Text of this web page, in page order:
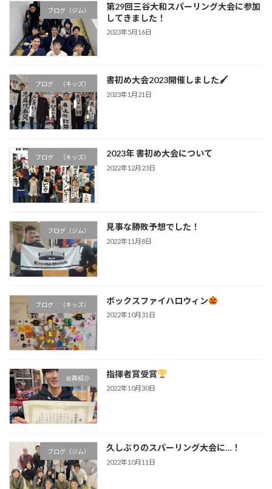
ブログ（ジム）
第29回三谷大和スパーリング大会に参加
してきました！
2023年5月16日
ブログ （キッズ） 書初め大会2023開催しました🖌
2023年1月21日
ブログ （キッズ） 2023年 書初め大会について
2022年12月23日
ブログ（ジム） 見事な勝敗予想でした！
2022年11月8日
ブログ （キッズ） ボックスファイハロウィン
2022年10月31日
会員紹介 指揮者賞受賞
2022年10月30日
ブログ（ジム） 久しぶりのスパーリング大会に…！
2022年10月11日